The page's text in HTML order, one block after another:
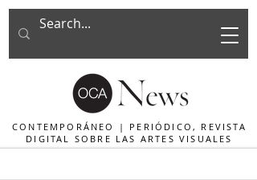
CONTEMPORÁNEO | PERIÓDICO, REVISTA
DIGITAL SOBRE LAS ARTES VISUALES